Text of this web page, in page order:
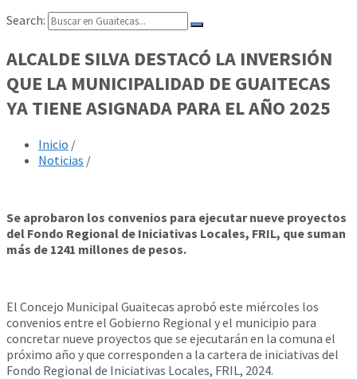
Search:
ALCALDE SILVA DESTACÓ LA INVERSIÓN
QUE LA MUNICIPALIDAD DE GUAITECAS
YA TIENE ASIGNADA PARA EL AÑO 2025
Inicio /
Noticias /
Se aprobaron los convenios para ejecutar nueve proyectos
del Fondo Regional de Iniciativas Locales, FRIL, que suman
más de 1241 millones de pesos.
El Concejo Municipal Guaitecas aprobó este miércoles los
convenios entre el Gobierno Regional y el municipio para
concretar nueve proyectos que se ejecutarán en la comuna el
próximo año y que corresponden a la cartera de iniciativas del
Fondo Regional de Iniciativas Locales, FRIL, 2024.